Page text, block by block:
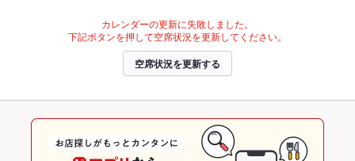
カレンダーの更新に失敗しました。
下記ボタンを押して空席状況を更新してください。
空席状況を更新する